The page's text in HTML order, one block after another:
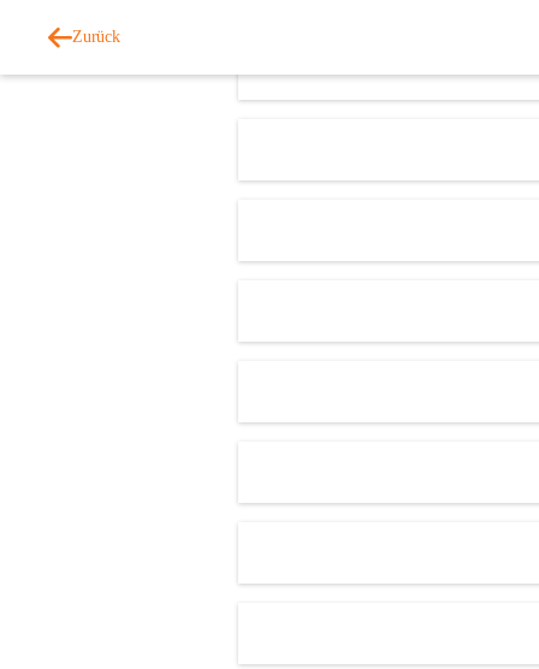
Zurück